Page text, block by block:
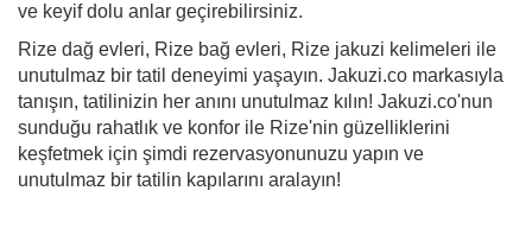
ve keyif dolu anlar geçirebilirsiniz.
Rize dağ evleri, Rize bağ evleri, Rize jakuzi kelimeleri ile
unutulmaz bir tatil deneyimi yaşayın. Jakuzi.co markasıyla
tanışın, tatilinizin her anını unutulmaz kılın! Jakuzi.co'nun
sunduğu rahatlık ve konfor ile Rize'nin güzelliklerini
keşfetmek için şimdi rezervasyonunuzu yapın ve
unutulmaz bir tatilin kapılarını aralayın!